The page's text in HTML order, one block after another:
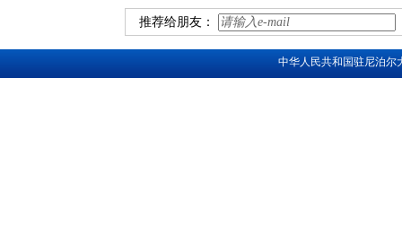
推荐给朋友：
中华人民共和国驻尼泊尔